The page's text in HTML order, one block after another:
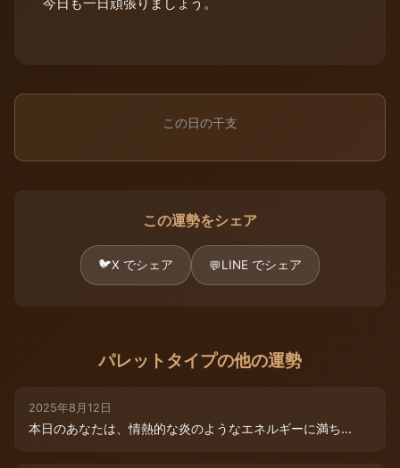
この日の干支
この運勢をシェア
🐦X でシェア 💬LINE でシェア
パレットタイプの他の運勢
2025年8月12日
本日のあなたは、情熱的な炎のようなエネルギーに満ち...